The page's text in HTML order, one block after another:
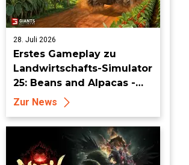
28. Juli 2026
Erstes Gameplay zu
Landwirtschafts-Simulator
25: Beans and Alpacas -
Mehr auf FarmCon
Zur News